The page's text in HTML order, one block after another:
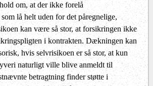
om, at der ikke forelå
lå helt uden for det påregnelige,
kan være så stor, at forsikringen ikke
i kontrakten. Dækningen kan
hvis selvrisikoen er så stor, at kun
naturligt ville blive anmeldt til
betragtning finder støtte i